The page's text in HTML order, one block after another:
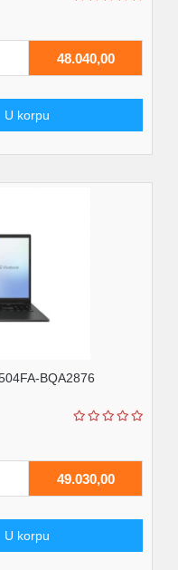
48.040,00
U korpu
BQA2876
49.030,00
U korpu